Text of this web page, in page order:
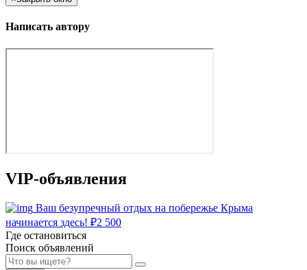
Написать автору
VIP-объявления
Ваш безупречный отдых на побережье Крыма
начинается здесь! ₽2 500
Где остановиться
Поиск объявлений